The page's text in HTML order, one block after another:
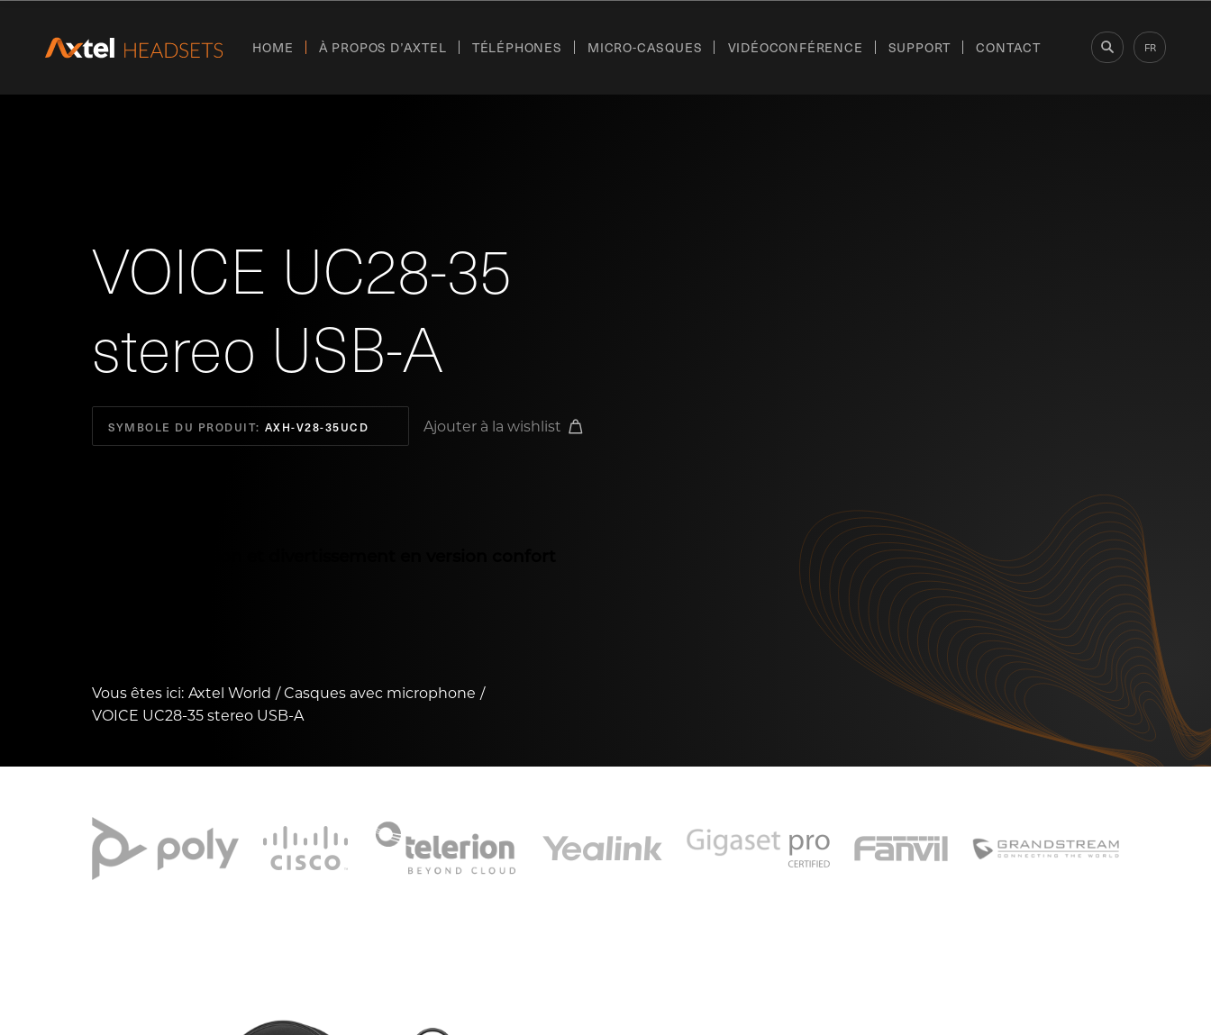
HOME À PROPOS D’AXTEL TÉLÉPHONES MICRO-CASQUES VIDÉOCONFÉRENCE SUPPORT CONTACT FR
VOICE UC28-35
stereo USB-A
SYMBOLE DU PRODUIT: AXH-V28-35UCD Ajouter à la wishlist
Vous êtes ici: Axtel World
Casques avec microphone
VOICE UC28-35 stereo USB-A